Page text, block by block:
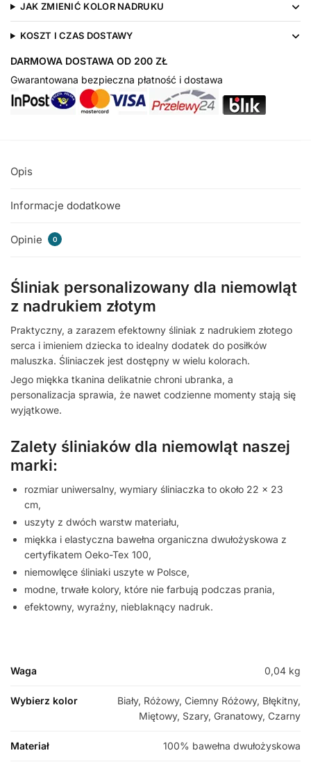
JAK ZMIENIĆ KOLOR NADRUKU
KOSZT I CZAS DOSTAWY
DARMOWA DOSTAWA OD 200 ZŁ
Gwarantowana bezpieczna płatność i dostawa
Opis
Informacje dodatkowe
Opinie 0
Śliniak personalizowany dla niemowląt
z nadrukiem złotym
Praktyczny, a zarazem efektowny śliniak z nadrukiem złotego
serca i imieniem dziecka to idealny dodatek do posiłków
maluszka. Śliniaczek jest dostępny w wielu kolorach.
Jego miękka tkanina delikatnie chroni ubranka, a
personalizacja sprawia, że nawet codzienne momenty stają się
wyjątkowe.
Zalety śliniaków dla niemowląt naszej
marki:
rozmiar uniwersalny, wymiary śliniaczka to około 22 x 23
cm,
uszyty z dwóch warstw materiału,
miękka i elastyczna bawełna organiczna dwułożyskowa z
certyfikatem Oeko-Tex 100,
niemowlęce śliniaki uszyte w Polsce,
modne, trwałe kolory, które nie farbują podczas prania,
efektowny, wyraźny, nieblaknący nadruk.
Waga 0,04 kg
Wybierz kolor
Biały, Różowy, Ciemny Różowy, Błękitny,
Miętowy, Szary, Granatowy, Czarny
Materiał 100% bawełna dwułożyskowa